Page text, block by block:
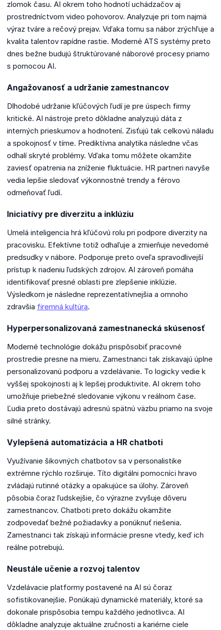
zlomok času. AI okrem toho hodnotí uchádzačov aj
prostredníctvom video pohovorov. Analyzuje pri tom najmä
výraz tváre a rečový prejav. Vďaka tomu sa nábor zrýchľuje a
kvalita talentov rapídne rastie. Moderné ATS systémy preto
dnes bežne budujú štruktúrované náborové procesy priamo
s pomocou AI.
Angažovanosť a udržanie zamestnancov
Dlhodobé udržanie kľúčových ľudí je pre úspech firmy
kritické. AI nástroje preto dôkladne analyzujú dáta z
interných prieskumov a hodnotení. Zisťujú tak celkovú náladu
a spokojnosť v tíme. Prediktívna analytika následne včas
odhalí skryté problémy. Vďaka tomu môžete okamžite
zaviesť opatrenia na zníženie fluktuácie. HR partneri navyše
vedia lepšie sledovať výkonnostné trendy a férovo
odmeňovať ľudí.
Iniciatívy pre diverzitu a inklúziu
Umelá inteligencia hrá kľúčovú rolu pri podpore diverzity na
pracovisku. Efektívne totiž odhaľuje a zmierňuje nevedomé
predsudky v nábore. Podporuje preto oveľa spravodlivejší
prístup k riadeniu ľudských zdrojov. AI zároveň pomáha
identifikovať presné oblasti pre zlepšenie inklúzie.
Výsledkom je následne reprezentatívnejšia a omnoho
zdravšia firemná kultúra.
Hyperpersonalizovaná zamestnanecká skúsenosť
Moderné technológie dokážu prispôsobiť pracovné
prostredie presne na mieru. Zamestnanci tak získavajú úplne
personalizovanú podporu a vzdelávanie. To logicky vedie k
vyššej spokojnosti aj k lepšej produktivite. AI okrem toho
umožňuje priebežné sledovanie výkonu v reálnom čase.
Ľudia preto dostávajú adresnú spätnú väzbu priamo na svoje
silné stránky.
Vylepšená automatizácia a HR chatboti
Využívanie šikovných chatbotov sa v personalistike
extrémne rýchlo rozširuje. Títo digitálni pomocníci hravo
zvládajú rutinné otázky a opakujúce sa úlohy. Zároveň
pôsobia čoraz ľudskejšie, čo výrazne zvyšuje dôveru
zamestnancov. Chatboti preto dokážu okamžite
zodpovedať bežné požiadavky a ponúknuť riešenia.
Zamestnanci tak získajú informácie presne vtedy, keď ich
reálne potrebujú.
Neustále učenie a rozvoj talentov
Vzdelávacie platformy postavené na AI sú čoraz
sofistikovanejšie. Ponúkajú dynamické materiály, ktoré sa
dokonale prispôsobia tempu každého jednotlivca. AI
dôkladne analyzuje aktuálne zručnosti a kariérne ciele